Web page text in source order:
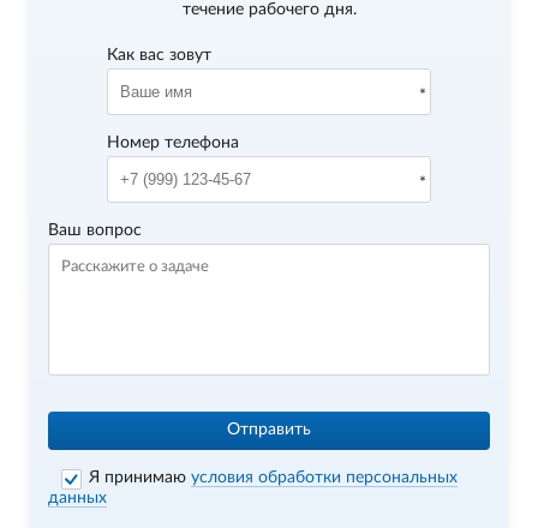
течение рабочего дня.
Как вас зовут
Номер телефона
Ваш вопрос
Отправить
Я принимаюусловия обработки персональных
данных